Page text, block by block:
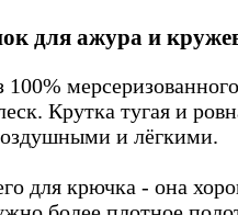
для ажура и
Крутка тугая и
и лёгкими.
для крючка - она